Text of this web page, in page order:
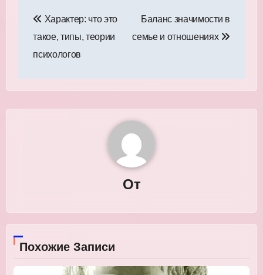
по
записям
Характер: что это
такое, типы, теории
психологов
Баланс значимости в
семье и отношениях
От
Похожие Записи